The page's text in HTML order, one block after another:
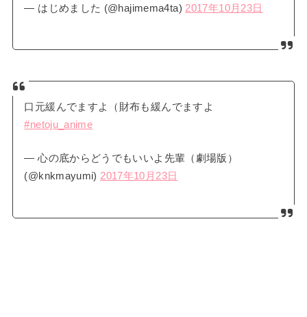
— はじめました (@hajimema4ta) 2017年10月23日
口元緩んでますよ（財布も緩んでますよ
#netoju_anime
— 心の底からどうでもいいよ先輩（劇場版）
(@knkmayumi)2017年10月23日